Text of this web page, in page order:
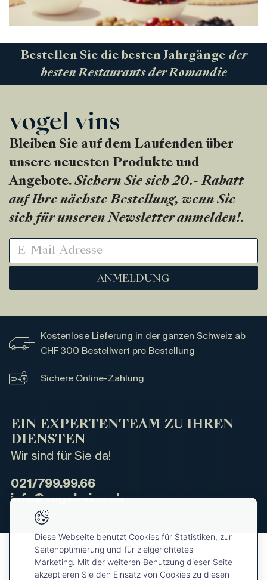
Bestellen Sie die besten Jahrgänge der
besten Restaurants der Romandie
Bleiben Sie auf dem Laufenden über
unsere neuesten Produkte und
Angebote. Sichern Sie sich 20.- Rabatt
auf Ihre nächste Bestellung, wenn Sie
sich für unseren Newsletter anmelden!.
ANMELDUNG
Kostenlose Lieferung in der ganzen Schweiz ab
CHF 300 Bestellwert pro Bestellung
Sichere Online-Zahlung
EIN EXPERTENTEAM ZU IHREN
DIENSTEN
Wir sind für Sie da!
021/799.99.66
info@vogel-vins.ch
Diese Webseite benutzt Cookies für Statistiken, zur
Seitenoptimierung und für zielgerichtetes
Marketing. Mit der weiteren Benutzung dieser Seite
akzeptieren Sie den Einsatz von Cookies zu diesen